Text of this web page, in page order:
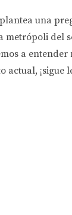
una
del
a
actual, ¡sigue